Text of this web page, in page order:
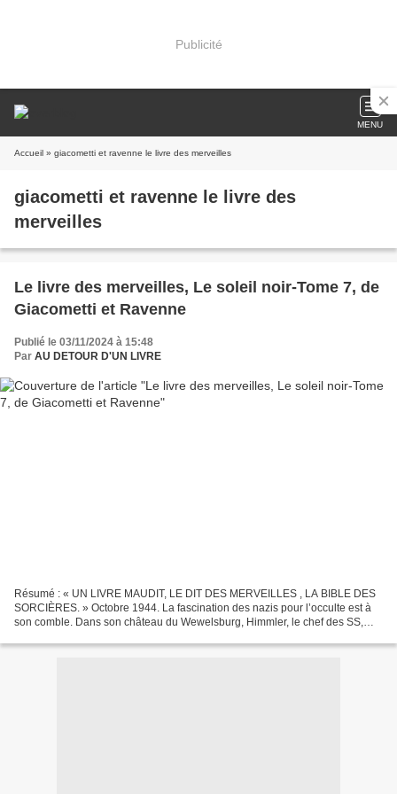
Publicité
MENU
Accueil » giacometti et ravenne le livre des merveilles
giacometti et ravenne le livre des
merveilles
Le livre des merveilles, Le soleil noir-Tome 7, de
Giacometti et Ravenne
Publié le 03/11/2024 à 15:48
Par AU DETOUR D'UN LIVRE
Résumé : « UN LIVRE MAUDIT, LE DIT DES MERVEILLES , LA BIBLE DES
SORCIÈRES. » Octobre 1944. La fascination des nazis pour l’occulte est à
son comble. Dans son château du Wewelsburg, Himmler, le chef des SS,